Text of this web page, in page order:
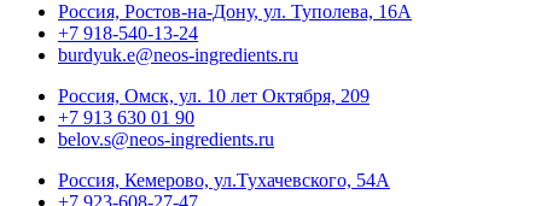
Россия, Ростов-на-Дону, ул. Туполева, 16А
+7 918-540-13-24
burdyuk.e@neos-ingredients.ru
Россия, Омск, ул. 10 лет Октября, 209
+7 913 630 01 90
belov.s@neos-ingredients.ru
Россия, Кемерово, ул.Тухачевского, 54А